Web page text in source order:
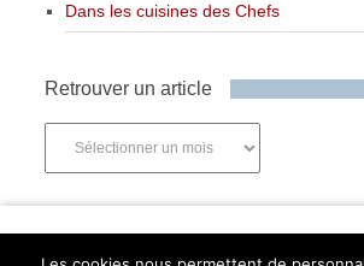
Dans les cuisines des Chefs
Retrouver un article